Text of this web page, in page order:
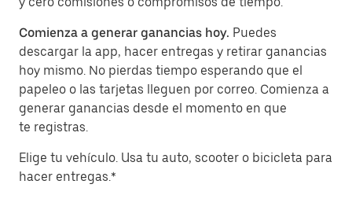
Comienza a generar ganancias hoy. Puedes
descargar la app, hacer entregas y retirar ganancias
hoy mismo. No pierdas tiempo esperando que el
papeleo o las tarjetas lleguen por correo. Comienza a
generar ganancias desde el momento en que
te registras.
Elige tu vehículo. Usa tu auto, scooter o bicicleta para
hacer entregas.*